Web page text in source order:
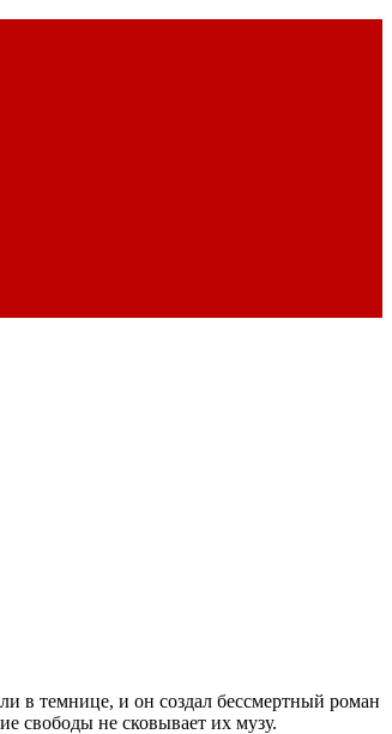
в темнице, и он создал бессмертный роман
свободы не сковывает их музу.